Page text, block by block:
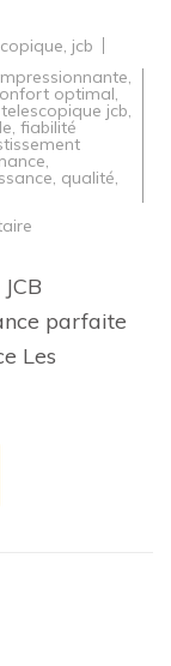
, jcb
,
optimal,
jcb,
, fiabilité
,
, qualité,
inégalée
de
l’élévateur
télescopique
:
parfaite
Les